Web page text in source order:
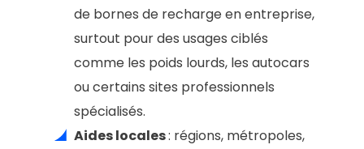
de bornes de recharge en entreprise,
surtout pour des usages ciblés
comme les poids lourds, les autocars
ou certains sites professionnels
spécialisés.
Aides locales: régions, métropoles,